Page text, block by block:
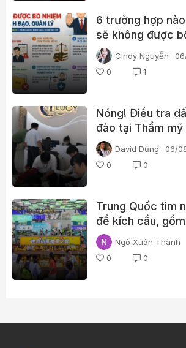
6 trường hợp
sẽ không được
lãnh đạo?
Cindy Nguyễn
0
1
Nóng! Điều tra
đảo tại Thẩm mỹ
tế Lucy với dịch
thước d.ương v.ật
David Dũng
06/
0
0
Trung Quốc tìm
để kích cầu,
phép hưởng lương
Ngô Xuân Thành
0
0